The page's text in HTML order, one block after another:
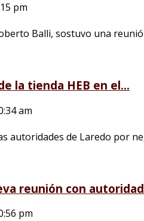
pm
Balli, sostuvo una
la tienda HEB en el...
am
autoridades de Laredo por
reunión con
pm